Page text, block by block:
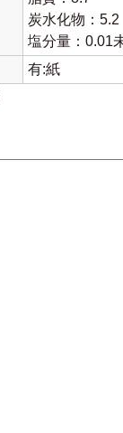
炭水化物：5.2
塩分量：0.01
有:紙